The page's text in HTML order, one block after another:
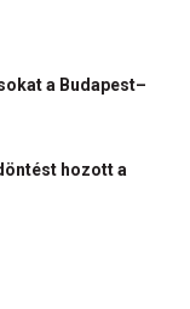
a Budapest–
hozott a